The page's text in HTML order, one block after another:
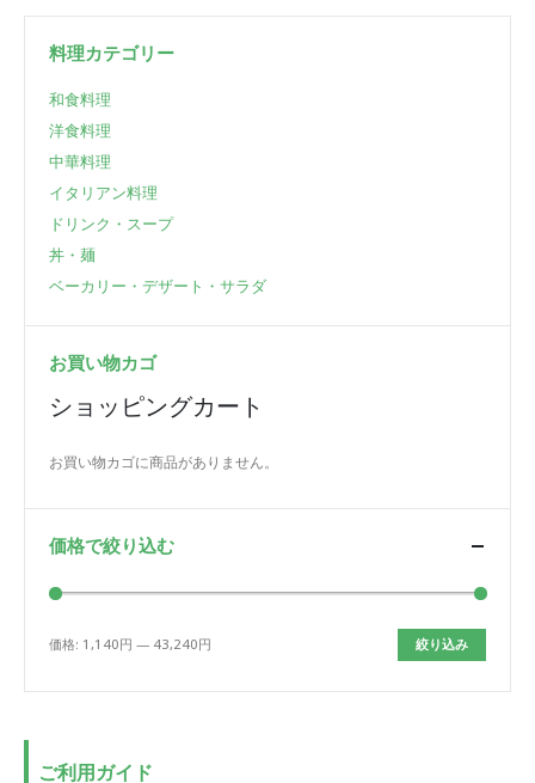
料理カテゴリー
和食料理
洋食料理
中華料理
イタリアン料理
ドリンク・スープ
丼・麺
ベーカリー・デザート・サラダ
お買い物カゴ
ショッピングカート
お買い物カゴに商品がありません。
価格で絞り込む
最
最
絞り込み
価格: 1,140円 — 43,240円
ご利用ガイド